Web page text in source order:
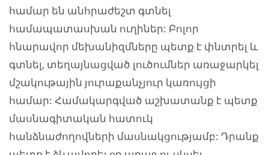
համար են անհրաժեշտ գտնել
համապատասխան ուղիներ: Բոլոր
հնարավոր մեխանիզմները պետք է փնտրել և
գտնել, տեղայնացված լուծումներ առաջարկել
մշակութային յուրաքանչյուր կառույցի
համար: Համակարգված աշխատանք է պետք
մասնագիտական հատուկ
հանձնաժողովների մասնակցությամբ: Դրանք